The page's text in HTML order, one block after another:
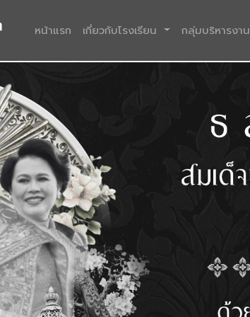
หน้าแรก (current)
เกี่ยวกับโรงเรียน กลุ่มบริหารงาน